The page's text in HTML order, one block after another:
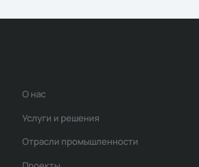
О нас
Услуги и решения
Отрасли промышленности